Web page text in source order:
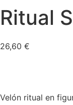
Ritual
26,60 €
Velón ritual en